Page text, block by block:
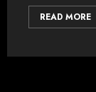
READ MORE